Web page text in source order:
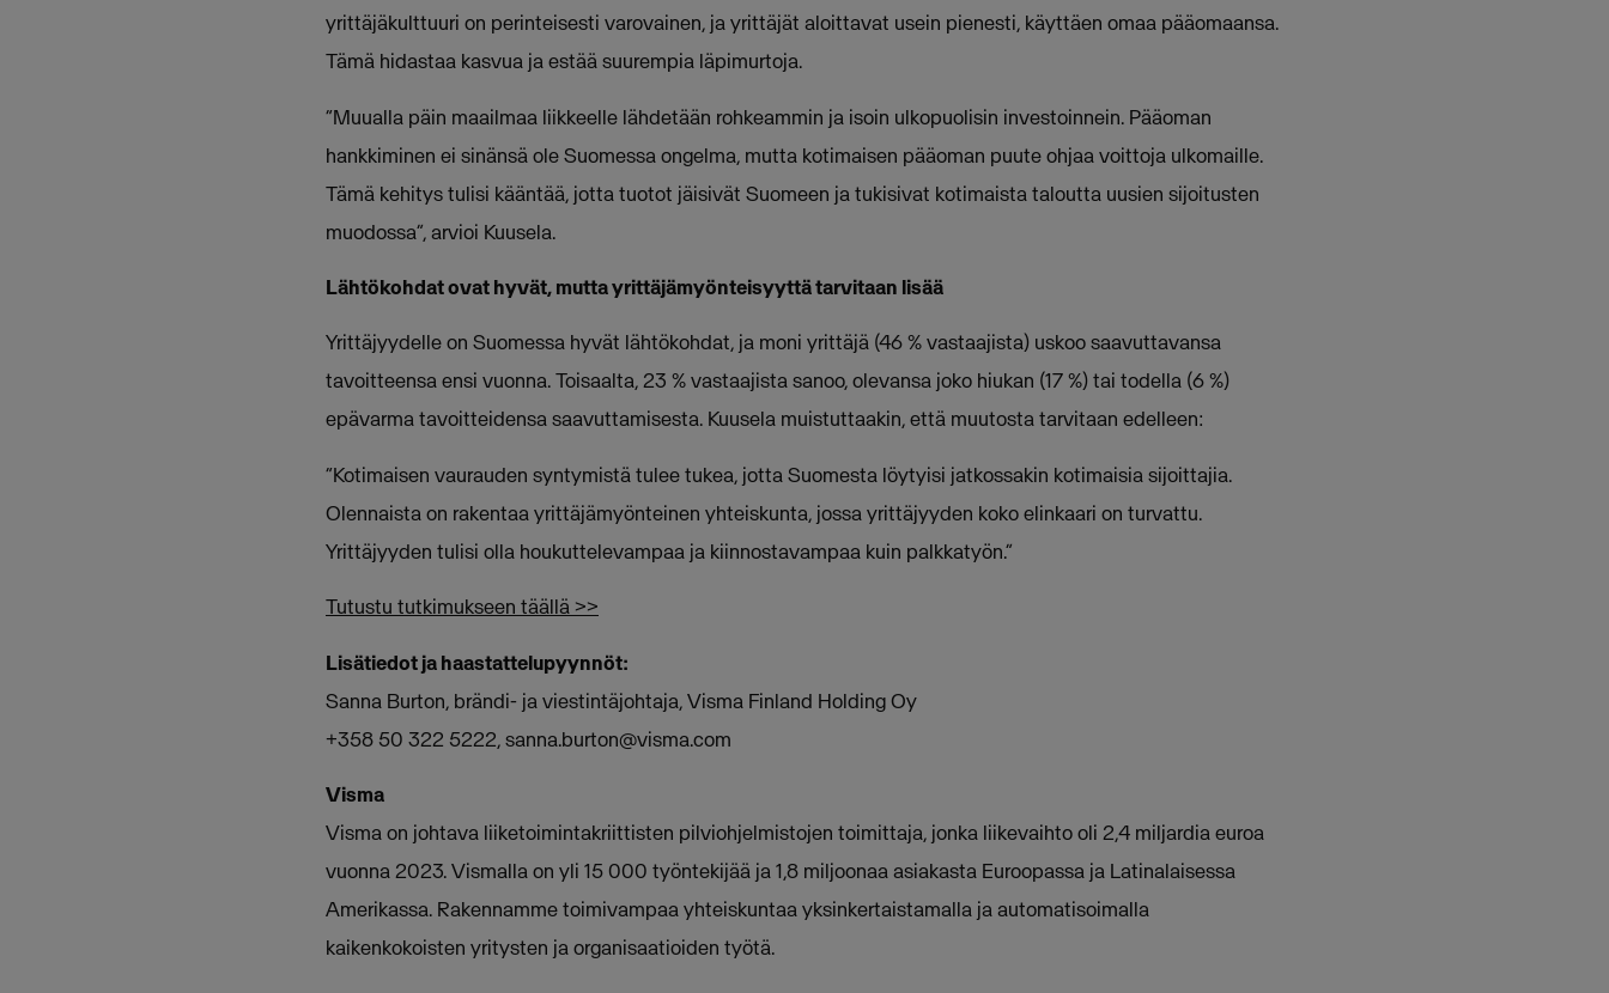
yrittäjäkulttuuri on perinteisesti varovainen, ja yrittäjät aloittavat usein pienesti, käyttäen omaa pääomaansa.
Tämä hidastaa kasvua ja estää suurempia läpimurtoja.
“Muualla päin maailmaa liikkeelle lähdetään rohkeammin ja isoin ulkopuolisin investoinnein. Pääoman
hankkiminen ei sinänsä ole Suomessa ongelma, mutta kotimaisen pääoman puute ohjaa voittoja ulkomaille.
Tämä kehitys tulisi kääntää, jotta tuotot jäisivät Suomeen ja tukisivat kotimaista taloutta uusien sijoitusten
muodossa”, arvioi Kuusela.
Lähtökohdat ovat hyvät, mutta yrittäjämyönteisyyttä tarvitaan lisää
Yrittäjyydelle on Suomessa hyvät lähtökohdat, ja moni yrittäjä (46 % vastaajista) uskoo saavuttavansa
tavoitteensa ensi vuonna. Toisaalta, 23 % vastaajista sanoo, olevansa joko hiukan (17 %) tai todella (6 %)
epävarma tavoitteidensa saavuttamisesta. Kuusela muistuttaakin, että muutosta tarvitaan edelleen:
“Kotimaisen vaurauden syntymistä tulee tukea, jotta Suomesta löytyisi jatkossakin kotimaisia sijoittajia.
Olennaista on rakentaa yrittäjämyönteinen yhteiskunta, jossa yrittäjyyden koko elinkaari on turvattu.
Yrittäjyyden tulisi olla houkuttelevampaa ja kiinnostavampaa kuin palkkatyön.”
Tutustu tutkimukseen täällä >>
Lisätiedot ja haastattelupyynnöt:
Sanna Burton, brändi- ja viestintäjohtaja, Visma Finland Holding Oy
+358 50 322 5222,sanna.burton@visma.com
Visma
Visma on johtava liiketoimintakriittisten pilviohjelmistojen toimittaja, jonka liikevaihto oli 2,4 miljardia euroa
vuonna 2023. Vismalla on yli 15 000 työntekijää ja 1,8 miljoonaa asiakasta Euroopassa ja Latinalaisessa
Amerikassa. Rakennamme toimivampaa yhteiskuntaa yksinkertaistamalla ja automatisoimalla
kaikenkokoisten yritysten ja organisaatioiden työtä.